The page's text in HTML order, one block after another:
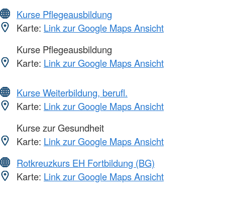
Kurse Pflegeausbildung
Karte: Link zur Google Maps Ansicht
Kurse Pflegeausbildung
Karte: Link zur Google Maps Ansicht
Kurse Weiterbildung, berufl.
Karte: Link zur Google Maps Ansicht
Kurse zur Gesundheit
Karte: Link zur Google Maps Ansicht
Rotkreuzkurs EH Fortbildung (BG)
Karte: Link zur Google Maps Ansicht